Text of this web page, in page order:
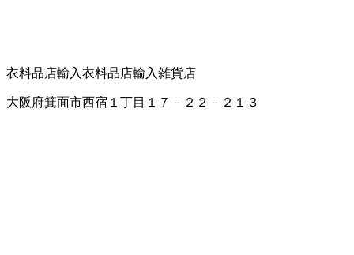
衣料品店輸入衣料品店輸入雑貨店
大阪府箕面市西宿１丁目１７－２２－２１３